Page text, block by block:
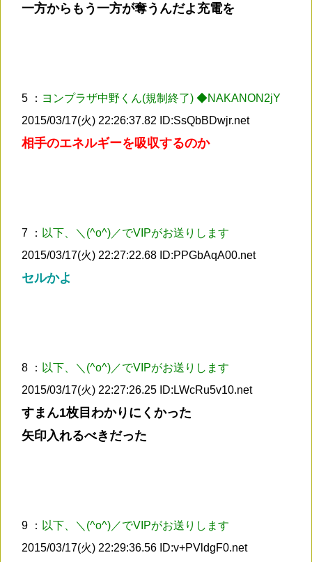
一方からもう一方が奪うんだよ充電を
5 ： ヨンプラザ中野くん(規制終了) ◆NAKANON2jY
2015/03/17(火) 22:26:37.82 ID:SsQbBDwjr.net
相手のエネルギーを吸収するのか
7 ： 以下、＼(^o^)／でVIPがお送りします
2015/03/17(火) 22:27:22.68 ID:PPGbAqA00.net
セルかよ
8 ： 以下、＼(^o^)／でVIPがお送りします
2015/03/17(火) 22:27:26.25 ID:LWcRu5v10.net
すまん1枚目わかりにくかった
矢印入れるべきだった
9 ： 以下、＼(^o^)／でVIPがお送りします
2015/03/17(火) 22:29:36.56 ID:v+PVldgF0.net